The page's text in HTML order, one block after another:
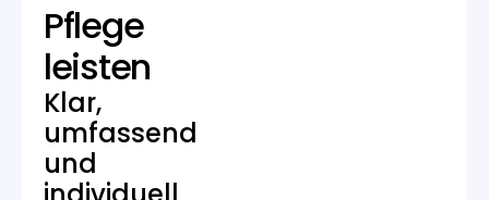
Pflege
leisten
Klar,
umfassend
und